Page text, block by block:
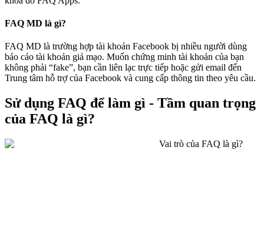
FAQ MD là gì?
FAQ MD là trường hợp tài khoản Facebook bị nhiều người dùng
báo cáo tài khoản giả mạo. Muốn chứng minh tài khoản của bạn
không phải “fake”, bạn cần liên lạc trực tiếp hoặc gửi email đến
Trung tâm hỗ trợ của Facebook và cung cấp thông tin theo yêu cầu.
Sử dụng FAQ để làm gì - Tầm quan trọng
của FAQ là gì?